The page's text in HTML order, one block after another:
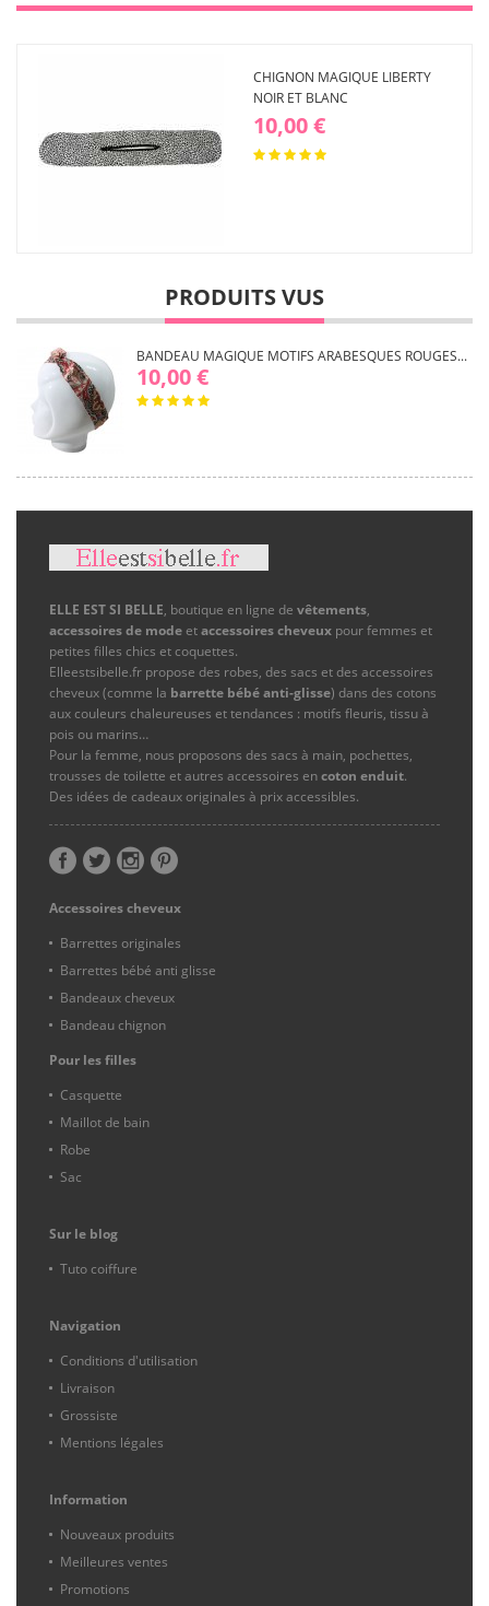
CHIGNON MAGIQUE LIBERTY
NOIR ET BLANC
10,00 €
PRODUITS VUS
BANDEAU MAGIQUE MOTIFS ARABESQUES ROUGES...
10,00 €
ELLE EST SI BELLE, boutique en ligne de vêtements,
accessoires de mode etaccessoires cheveux pour femmes et
petites filles chics et coquettes.
Elleestsibelle.fr propose des robes, des sacs et des accessoires
cheveux (comme la barrette bébé anti-glisse) dans des cotons
aux couleurs chaleureuses et tendances : motifs fleuris, tissu à
pois ou marins…
Pour la femme, nous proposons des sacs à main, pochettes,
trousses de toilette et autres accessoires encoton enduit.
Des idées de cadeaux originales à prix accessibles.
Accessoires cheveux
Barrettes originales
Barrettes bébé anti glisse
Bandeaux cheveux
Bandeau chignon
Pour les filles
Casquette
Maillot de bain
Robe
Sac
Sur le blog
Tuto coiffure
Navigation
Conditions d'utilisation
Livraison
Grossiste
Mentions légales
Information
Nouveaux produits
Meilleures ventes
Promotions